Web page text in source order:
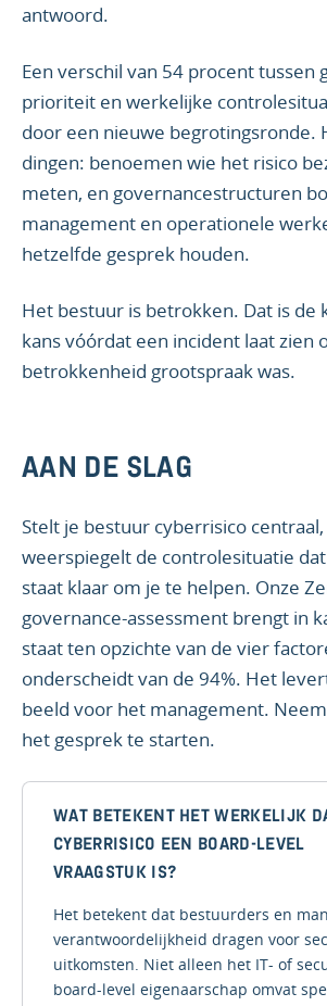
antwoord.
Een verschil van 54 procent tussen
prioriteit en werkelijke
door een nieuwe begrotingsronde.
dingen: benoemen wie het risico
meten, en governancestructuren
management en operationele
hetzelfde gesprek houden.
Het bestuur is betrokken. Dat is de
kans vóórdat een incident laat zien
betrokkenheid grootspraak was.
AAN DE SLAG
Stelt je bestuur cyberrisico
weerspiegelt de controlesituatie
staat klaar om je te helpen. Onze
governance-assessment brengt in
staat ten opzichte van de vier
onderscheidt van de 94%. Het
beeld voor het management.
het gesprek te starten.
WAT BETEKENT HET WERKELIJK
CYBERRISICO EEN BOARD-LEVEL
VRAAGSTUK IS?
Het betekent dat bestuurders en
verantwoordelijkheid dragen voor
uitkomsten. Niet alleen het IT- of
board-level eigenaarschap omvat